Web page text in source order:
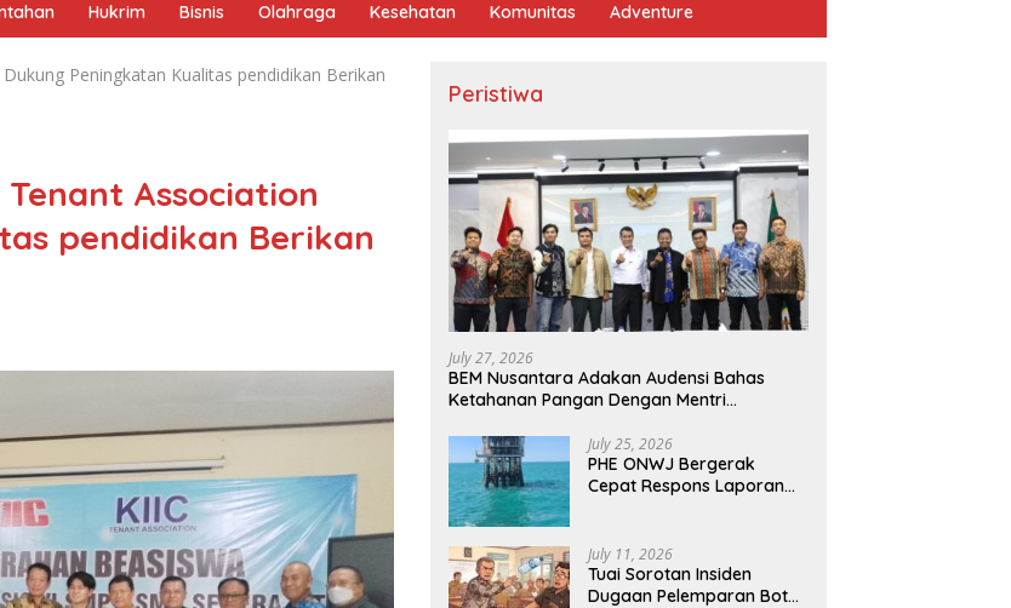
Hukrim Bisnis Olahraga Kesehatan Komunitas Adventure
Peningkatan Kualitas pendidikan Berikan
Tenant Association
pendidikan Berikan
Peristiwa
July 27, 2026
BEM Nusantara Adakan Audensi Bahas
Ketahanan Pangan Dengan Mentri
July 25, 2026
PHE ONWJ Bergerak
Cepat Respons Laporan
July 11, 2026
Tuai Sorotan Insiden
Dugaan Pelemparan Botol